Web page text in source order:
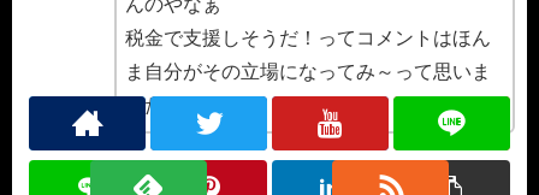
んのやなぁ
税金で支援しそうだ！ってコメントはほん
ま自分がその立場になってみ～って思いま
したわ